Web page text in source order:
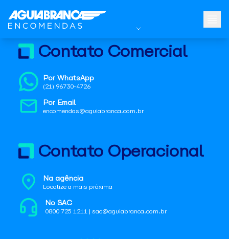
Contato Comercial
Por WhatsApp
(21) 96730-4726
Por Email
encomendas@aguiabranca.com.br
Contato Operacional
Na agência
Localize a mais próxima
No SAC
0800 725 1211 | sac@aguiabranca.com.br